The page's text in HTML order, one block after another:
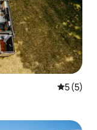
平均评分
5 (5)